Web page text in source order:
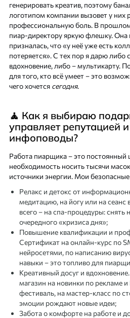
генерировать креатив, поэтому
логотипом компании вызовет у них
профессиональную боль. В
пиар-директору яркую флешку. Она
призналась, что «у неё уже есть
потеряется». С тех пор я дарю
вдохновение, либо – мультикарту.
для того, кто всё умеет – это
чего хочется сегодня.
🧘 Как я выбираю
управляет репутацией
инфоповоды?
Работа пиарщика – это постоянный
необходимость носить тысячи
источники энергии. Мои безопасные
Релакс и детокс от
медитацию, на йогу или на
всего – на спа-процедуры: снять
очередного «кризиса дня»;
Повышение квалификации и
Сертификат на онлайн-курс по
нейросетями, по написанию
навыки – это топливо для
Креативный досуг и
магазин на новинки по рекламе
фестиваль, на мастер-класс по
эмоции рождают новые идеи;
Забота о комфорте на работе и